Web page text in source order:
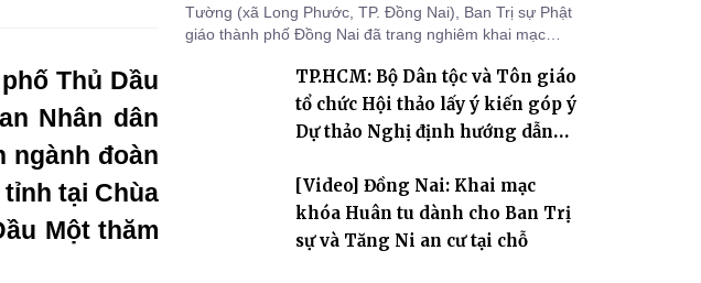
Thủ Dầu
Nhân dân
ngành đoàn
tỉnh tại Chùa
Một thăm
Tường (xã Long Phước, TP. Đồng Nai), Ban Trị sự Phật
giáo thành phố Đồng Nai đã trang nghiêm khai mạc
2570 dành cho chư Tăng hành giả an cư tại chỗ khu vực
VII, VIII và trường hạ chùa Quốc Ân Khải Tường.
TP.HCM: Bộ Dân tộc và Tôn giáo
tổ chức Hội thảo lấy ý kiến góp ý
Dự thảo Nghị định hướng dẫn
giáo
[Video] Đồng Nai: Khai mạc
khóa Huân tu dành cho Ban Trị
sự và Tăng Ni an cư tại chỗ